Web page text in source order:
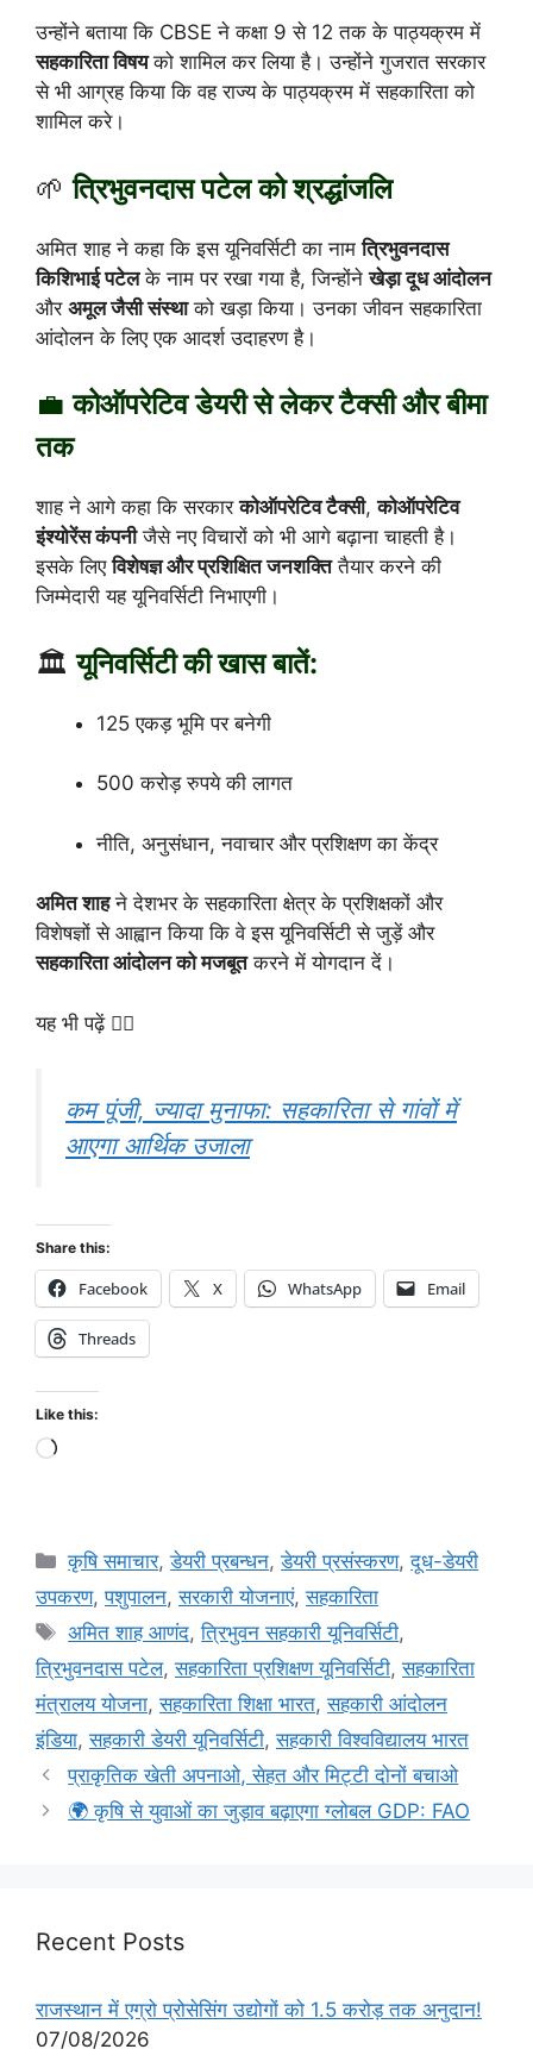
उन्होंने बताया कि CBSE ने कक्षा 9 से 12 तक के पाठ्यक्रम में
सहकारिता विषयको शामिल कर लिया है। उन्होंने गुजरात सरकार
से भी आग्रह किया कि वह राज्य के पाठ्यक्रम में सहकारिता को
शामिल करे।
🌱त्रिभुवनदास पटेल को श्रद्धांजलि
अमित शाह ने कहा कि इस यूनिवर्सिटी का नामत्रिभुवनदास
किशिभाई पटेलके नाम पर रखा गया है, जिन्होंनेखेड़ा दूध आंदोलन
और अमूल जैसी संस्थाको खड़ा किया। उनका जीवन सहकारिता
आंदोलन के लिए एक आदर्श उदाहरण है।
💼कोऑपरेटिव डेयरी से लेकर टैक्सी और बीमा
तक
शाह ने आगे कहा कि सरकारकोऑपरेटिव टैक्सी,कोऑपरेटिव
इंश्योरेंस कंपनीजैसे नए विचारों को भी आगे बढ़ाना चाहती है।
इसके लिएविशेषज्ञ और प्रशिक्षित जनशक्तितैयार करने की
जिम्मेदारी यह यूनिवर्सिटी निभाएगी।
🏛️ यूनिवर्सिटी की खास बातें:
125 एकड़ भूमि पर बनेगी
500 करोड़ रुपये की लागत
नीति, अनुसंधान, नवाचार और प्रशिक्षण का केंद्र
अमित शाहने देशभर के सहकारिता क्षेत्र के प्रशिक्षकों और
विशेषज्ञों से आह्वान किया कि वे इस यूनिवर्सिटी से जुड़ें और
सहकारिता आंदोलन को मजबूतकरने में योगदान दें।
यह भी पढ़ें 👇🏼
कम पूंजी, ज्यादा मुनाफा: सहकारिता से गांवों में
आएगा आर्थिक उजाला
Share this:
Facebook X WhatsApp Email
Threads
Like this:
कृषि समाचार,डेयरी प्रबन्धन,डेयरी प्रसंस्करण,दूध-डेयरी
उपकरण,पशुपालन,सरकारी योजनाएं,सहकारिता
अमित शाह आणंद,त्रिभुवन सहकारी यूनिवर्सिटी,
त्रिभुवनदास पटेल,सहकारिता प्रशिक्षण यूनिवर्सिटी,सहकारिता
मंत्रालय योजना,सहकारिता शिक्षा भारत,सहकारी आंदोलन
इंडिया,सहकारी डेयरी यूनिवर्सिटी,सहकारी विश्वविद्यालय भारत
प्राकृतिक खेती अपनाओ, सेहत और मिट्टी दोनों बचाओ
🌍 कृषि से युवाओं का जुड़ाव बढ़ाएगा ग्लोबल GDP: FAO
Recent Posts
राजस्थान में एग्रो प्रोसेसिंग उद्योगों को 1.5 करोड़ तक अनुदान!
07/08/2026